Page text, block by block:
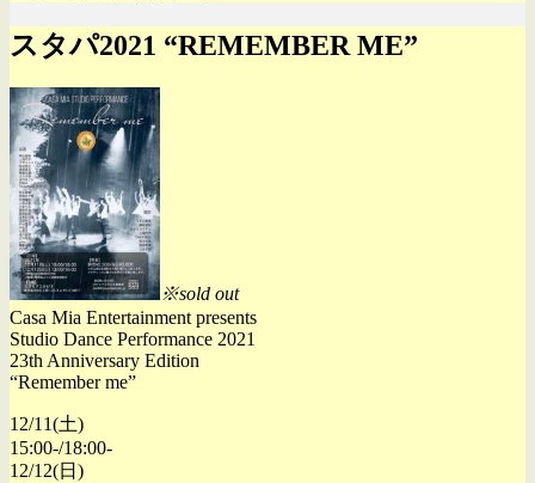
スタパ2021 “REMEMBER ME”
※sold out
Casa Mia Entertainment presents
Studio Dance Performance 2021
23th Anniversary Edition
“Remember me”
12/11(土)
15:00-/18:00-
12/12(日)